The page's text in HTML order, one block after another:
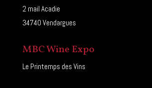
2 mail Acadie
34740 Vendargues
MBC Wine Expo
Le Printemps des Vins